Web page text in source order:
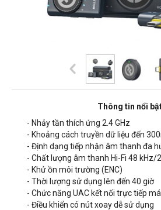
Thông tin nổi
- Nhảy tần thích ứng 2.4 GHz
- Khoảng cách truyền dữ liệu đến
- Định dạng tiếp nhận âm thanh đa
- Chất lượng âm thanh Hi-Fi 48 kHz/
- Khử ồn môi trường (ENC)
- Thời lượng sử dụng lên đến 40 giờ
- Chức năng UAC kết nối trực tiếp
- Điều khiển có nút xoay dễ sử dụng